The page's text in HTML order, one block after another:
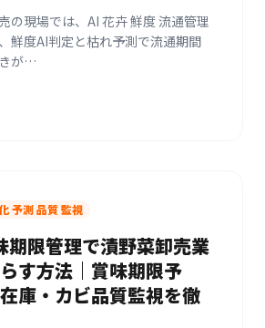
の現場では、AI 花卉 鮮度 流通管理
鮮度AI判定と枯れ予測で流通期間
が…
予測 品質 監視
期限管理で漬野菜卸売業
す方法｜賞味期限予
庫・カビ品質監視を徹